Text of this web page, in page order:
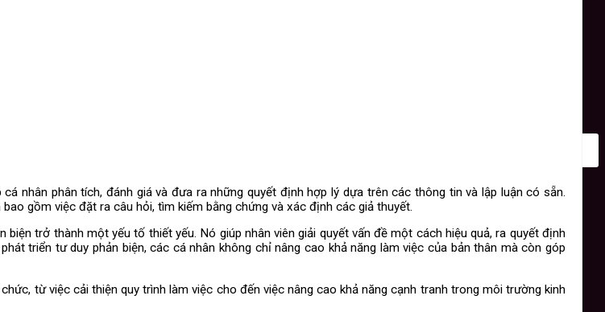
nhân phân tích, đánh giá và đưa ra những quyết định hợp lý dựa trên các thông tin và lập luận có sẵn.
gồm việc đặt ra câu hỏi, tìm kiếm bằng chứng và xác định các giả thuyết.
trở thành một yếu tố thiết yếu. Nó giúp nhân viên giải quyết vấn đề một cách hiệu quả, ra quyết định
triển tư duy phản biện, các cá nhân không chỉ nâng cao khả năng làm việc của bản thân mà còn góp
từ việc cải thiện quy trình làm việc cho đến việc nâng cao khả năng cạnh tranh trong môi trường kinh